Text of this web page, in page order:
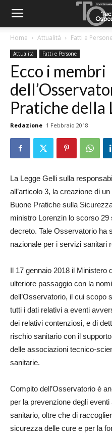
Home Attualità Fatti e Persone
Attualità Fatti e Persone
Ecco i membri
Pratiche della
Redazione 1 Febbraio 2018
La Legge Gelli sulla
all’articolo 3, la creazione di
Buone Pratiche sulla
ministro Lorenzin lo scorso
decreto. Tale Osservatorio ha
nazionale per i servizi sanitari
Il 17 gennaio 2018 il Ministero
ulteriore passaggio con la
dell’Osservatorio, il cui scopo
tutti i dati relativi a eventi
dei relativi contenziosi, e di
rischio sanitario con il
delle associazioni tecnico-
sanitarie.
Compito dell’Osservatorio è
per la prevenzione degli
sanitario, oltre che di
sicurezza delle cure e per la